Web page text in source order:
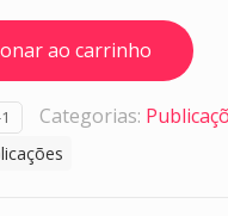
ao carrinho
Categorias: